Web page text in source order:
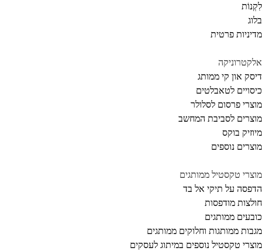
פרטית
און קי ממותג
לטאבלטים
פרסום לסלולר
לסביבת המחשב
בוקס
נוספים
טקסטיל ממותגים
על תיקי אל בד
מודפסות
ממותגים
ממותגות וחלוקים ממותגים
טקסטיל נוספים במיתוג לעסקים